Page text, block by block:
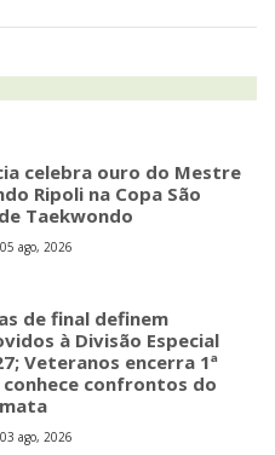
celebra ouro do Mestre
Ripoli na Copa São
Taekwondo
ago, 2026
de final definem
à Divisão Especial
Veteranos encerra 1ª
conhece confrontos do
ago, 2026